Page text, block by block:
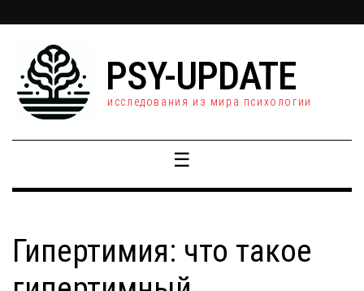
PSY-UPDATE
исследования из мира психологии
☰
Гипертимия: что такое